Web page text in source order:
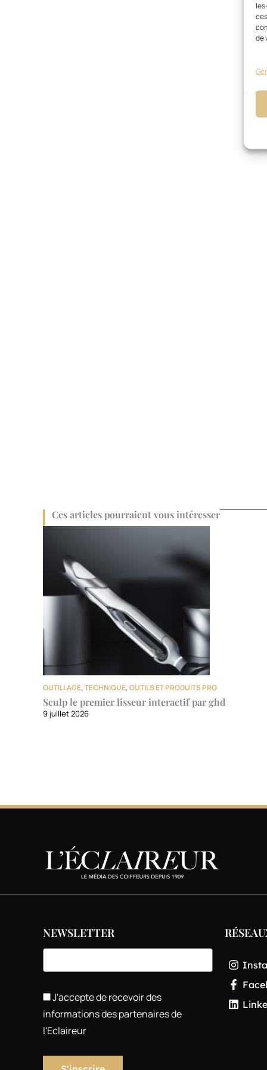
de
Ces articles pourraient vous intéresser
OUTILLAGE,TECHNIQUE,OUTILS ET PRODUITS PRO
Sculp le premier lisseur interactif par ghd
9 juillet 2026
NEWSLETTER
J'accepte de recevoir des
informations des partenaires de
l'Eclaireur